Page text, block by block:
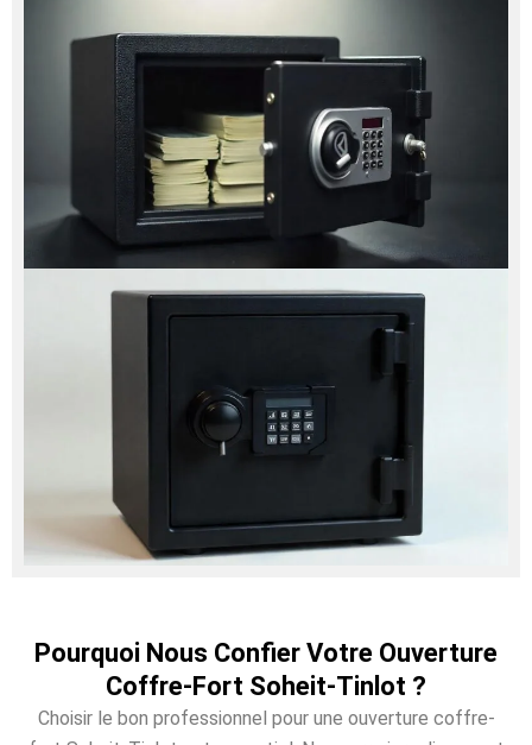
Pourquoi Nous Confier Votre Ouverture
Coffre-Fort Soheit-Tinlot ?
Choisir le bon professionnel pour une ouverture coffre-